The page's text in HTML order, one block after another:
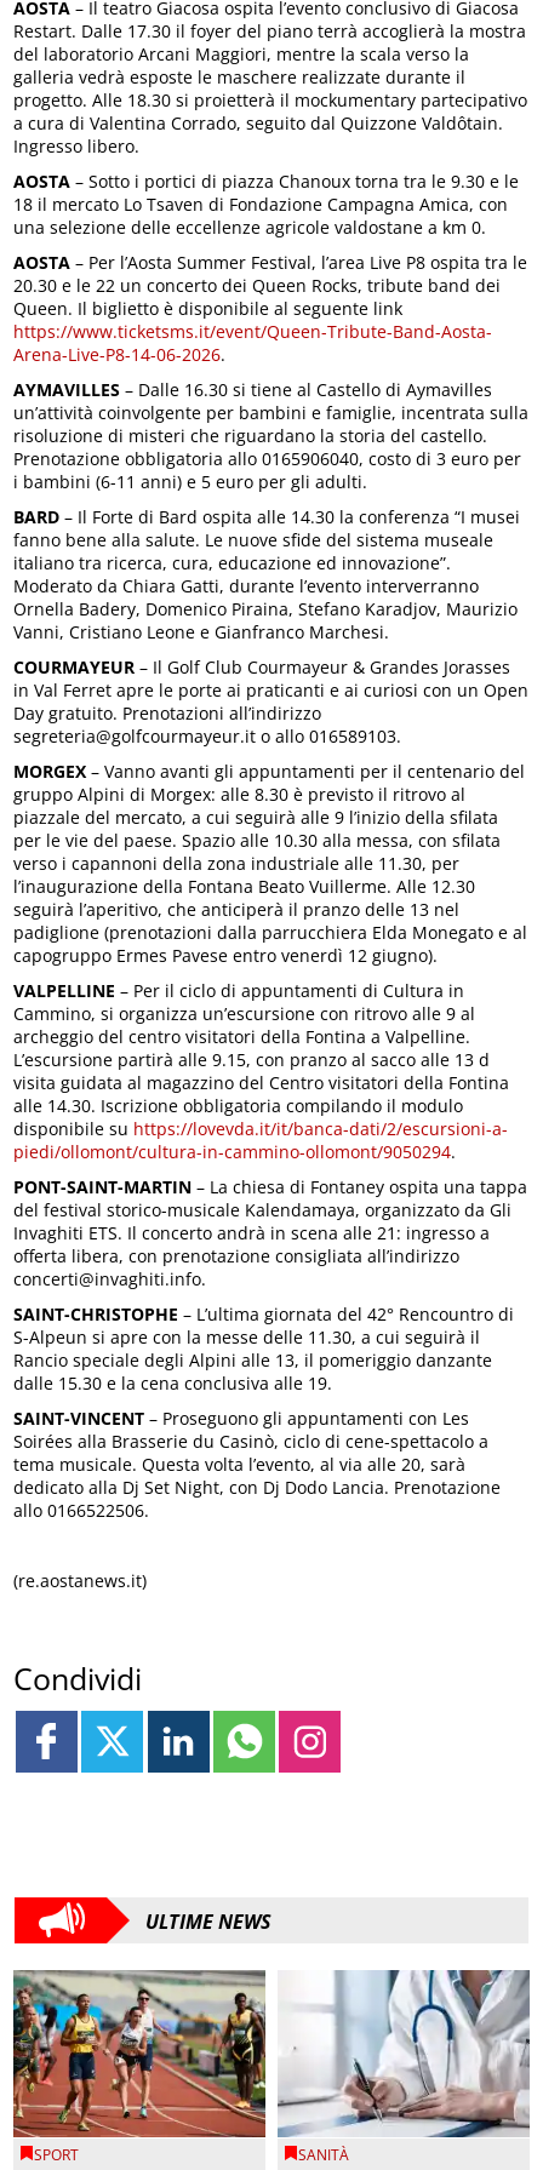
AOSTA – Il teatro Giacosa ospita l’evento conclusivo di Giacosa
Restart. Dalle 17.30 il foyer del piano terrà accoglierà la mostra
del laboratorio Arcani Maggiori, mentre la scala verso la
galleria vedrà esposte le maschere realizzate durante il
progetto. Alle 18.30 si proietterà il mockumentary partecipativo
a cura di Valentina Corrado, seguito dal Quizzone Valdôtain.
Ingresso libero.
AOSTA – Sotto i portici di piazza Chanoux torna tra le 9.30 e le
18 il mercato Lo Tsaven di Fondazione Campagna Amica, con
una selezione delle eccellenze agricole valdostane a km 0.
AOSTA – Per l’Aosta Summer Festival, l’area Live P8 ospita tra le
20.30 e le 22 un concerto dei Queen Rocks, tribute band dei
Queen. Il biglietto è disponibile al seguente link
https://www.ticketsms.it/event/Queen-Tribute-Band-Aosta-
Arena-Live-P8-14-06-2026.
AYMAVILLES – Dalle 16.30 si tiene al Castello di Aymavilles
un’attività coinvolgente per bambini e famiglie, incentrata sulla
risoluzione di misteri che riguardano la storia del castello.
Prenotazione obbligatoria allo 0165906040, costo di 3 euro per
i bambini (6-11 anni) e 5 euro per gli adulti.
BARD – Il Forte di Bard ospita alle 14.30 la conferenza “I musei
fanno bene alla salute. Le nuove sfide del sistema museale
italiano tra ricerca, cura, educazione ed innovazione”.
Moderato da Chiara Gatti, durante l’evento interverranno
Ornella Badery, Domenico Piraina, Stefano Karadjov, Maurizio
Vanni, Cristiano Leone e Gianfranco Marchesi.
COURMAYEUR – Il Golf Club Courmayeur & Grandes Jorasses
in Val Ferret apre le porte ai praticanti e ai curiosi con un Open
Day gratuito. Prenotazioni all’indirizzo
segreteria@golfcourmayeur.it o allo 016589103.
MORGEX – Vanno avanti gli appuntamenti per il centenario del
gruppo Alpini di Morgex: alle 8.30 è previsto il ritrovo al
piazzale del mercato, a cui seguirà alle 9 l’inizio della sfilata
per le vie del paese. Spazio alle 10.30 alla messa, con sfilata
verso i capannoni della zona industriale alle 11.30, per
l’inaugurazione della Fontana Beato Vuillerme. Alle 12.30
seguirà l’aperitivo, che anticiperà il pranzo delle 13 nel
padiglione (prenotazioni dalla parrucchiera Elda Monegato e al
capogruppo Ermes Pavese entro venerdì 12 giugno).
VALPELLINE – Per il ciclo di appuntamenti di Cultura in
Cammino, si organizza un’escursione con ritrovo alle 9 al
archeggio del centro visitatori della Fontina a Valpelline.
L’escursione partirà alle 9.15, con pranzo al sacco alle 13 d
visita guidata al magazzino del Centro visitatori della Fontina
alle 14.30. Iscrizione obbligatoria compilando il modulo
disponibile su https://lovevda.it/it/banca-dati/2/escursioni-a-
piedi/ollomont/cultura-in-cammino-ollomont/9050294.
PONT-SAINT-MARTIN – La chiesa di Fontaney ospita una tappa
del festival storico-musicale Kalendamaya, organizzato da Gli
Invaghiti ETS. Il concerto andrà in scena alle 21: ingresso a
offerta libera, con prenotazione consigliata all’indirizzo
concerti@invaghiti.info.
SAINT-CHRISTOPHE – L’ultima giornata del 42° Rencountro di
S-Alpeun si apre con la messe delle 11.30, a cui seguirà il
Rancio speciale degli Alpini alle 13, il pomeriggio danzante
dalle 15.30 e la cena conclusiva alle 19.
SAINT-VINCENT – Proseguono gli appuntamenti con Les
Soirées alla Brasserie du Casinò, ciclo di cene-spettacolo a
tema musicale. Questa volta l’evento, al via alle 20, sarà
dedicato alla Dj Set Night, con Dj Dodo Lancia. Prenotazione
allo 0166522506.
(re.aostanews.it)
Condividi
ULTIME NEWS
SPORT SANITÀ